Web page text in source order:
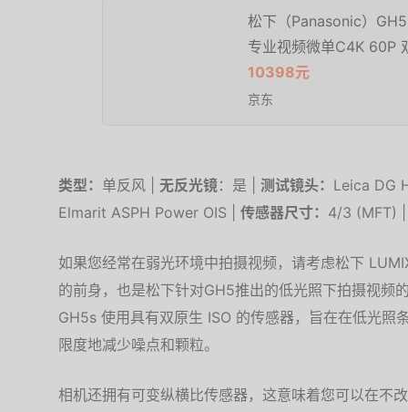
松下（Panasonic）
专业视频微单C4K 60P
10398元
京东
类型： 单反风 | 无反光镜：是 | 测试镜头： Leica DG
Elmarit ASPH Power OIS | 传感器尺寸： 4/3 (MFT)
如果您经常在弱光环境中拍摄视频，请考虑松下
的前身，也是松下针对GH5推出的低光照下拍摄视频
GH5s 使用具有双原生 ISO 的传感器，旨在在低光照
限度地减少噪点和颗粒。
相机还拥有可变纵横比传感器，这意味着您可以在不